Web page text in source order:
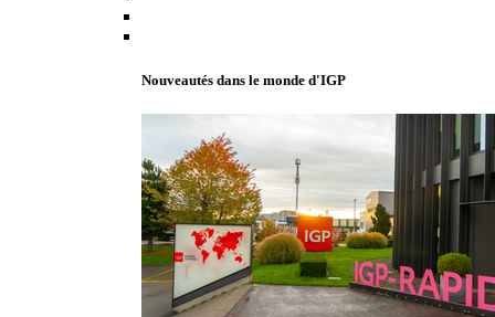
Nouveautés dans le monde d'IGP